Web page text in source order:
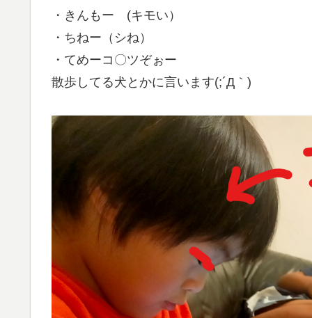
・きんもー (キモい）
・ちねー（シね）
・てめーコ〇ツぞぉー
散歩してる犬とかに言います(;´Д｀)